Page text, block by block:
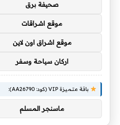
صحيفة برق
موقع اشراقات
موقع اشراق اون لاين
اركان سياحة وسفر
باقة متميزة VIP (كود: AA26790):
ماسنجر المسلم